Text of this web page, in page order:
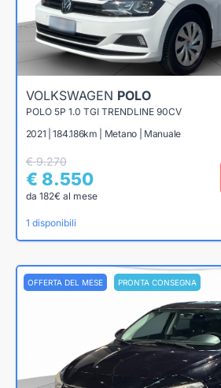
VOLKSWAGEN POLO
POLO 5P 1.0 TGI TRENDLINE 90CV
2021 | 184.186km | Metano | Manuale
€ 9.270
€ 8.550
da 182€ al mese
1 disponibili
OFFERTA DEL MESE PRONTA CONSEGNA